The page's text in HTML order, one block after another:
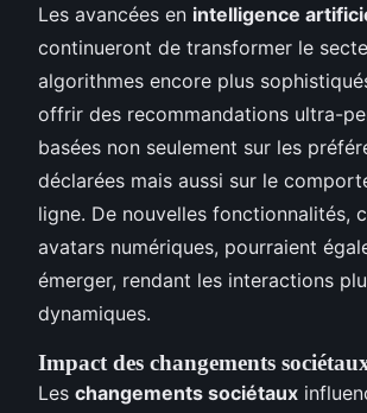
Les avancées en intelligence
continueront de transformer le
algorithmes encore plus
offrir des recommandations ultra-
basées non seulement sur les
déclarées mais aussi sur le
ligne. De nouvelles fonctionnalités,
avatars numériques, pourraient
émerger, rendant les interactions
dynamiques.
Impact des changements
Les changements sociétaux